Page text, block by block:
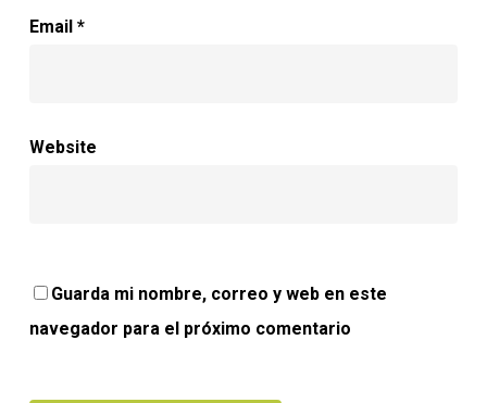
Email *
Website
Guarda mi nombre, correo y web en este
navegador para el próximo comentario